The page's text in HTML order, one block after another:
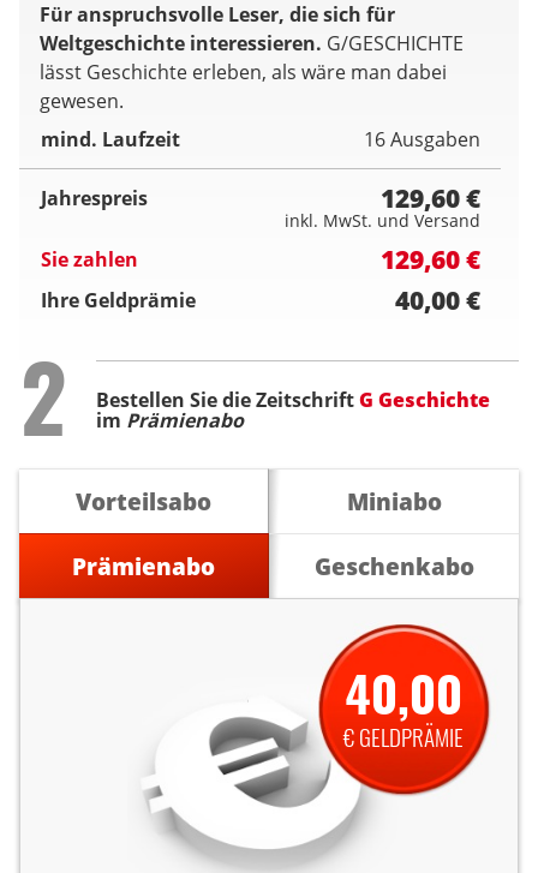
Für anspruchsvolle Leser, die sich für
Weltgeschichte interessieren. G/GESCHICHTE
lässt Geschichte erleben, als wäre man dabei
gewesen.
mind. Laufzeit
16 Ausgaben
Jahrespreis 129,60 €
inkl. MwSt. und Versand
Sie zahlen 129,60 €
Ihre Geldprämie 40,00 €
Step
2 Bestellen Sie die ZeitschriftG Geschichte
im Prämienabo
Vorteilsabo
Miniabo
Prämienabo
Geschenkabo
40,00
€ GELDPRÄMIE